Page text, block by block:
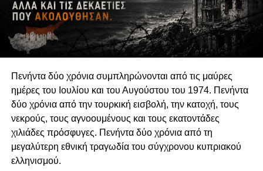
υπερασπίζονται δικαιώματα και να συμβάλλουν στη
διαμόρφωση δημόσιων πολιτικών συνδέεται άμεσα με τη
διατήρηση της οργανωτικής και πνευματικής τους
αυτονομίας.
Η αυτονομία αυτή δεν συνεπάγεται πολιτική
ουδετερότητα. Μια οργάνωση μπορεί θεμιτά να
υποστηρίζει περιβαλλοντικές πολιτικές, κοινωνικά
δικαιώματα, θεσμικές μεταρρυθμίσεις ή συγκεκριμένες
νομοθετικές παρεμβάσεις. Μπορεί επίσης να ασκεί κριτική
στην κυβέρνηση, να συνεργάζεται με αιρετούς
εκπροσώπους ή να συμμετέχει σε διαδικασίες δημόσιας
Πενήντα δύο χρόνια συμπληρώνονται από τις μαύρες
ημέρες του Ιουλίου και του Αυγούστου του 1974. Πενήντα
δύο χρόνια από την τουρκική εισβολή, την κατοχή, τους
νεκρούς, τους αγνοουμένους και τους εκατοντάδες
χιλιάδες πρόσφυγες. Πενήντα δύο χρόνια από τη
μεγαλύτερη εθνική τραγωδία του σύγχρονου κυπριακού
ελληνισμού.